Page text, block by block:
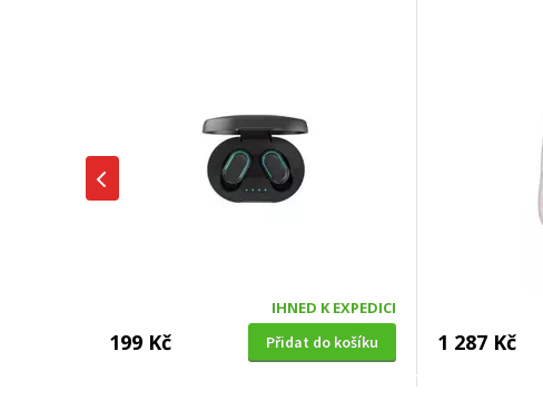
IHNED K EXPEDICI
199 Kč Přidat do košíku 1 287 Kč